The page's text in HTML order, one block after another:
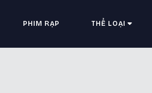
PHIM RẠP THỂ LOẠI